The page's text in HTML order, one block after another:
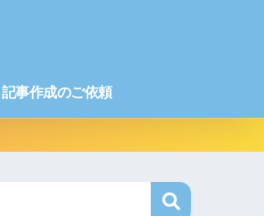
記事作成のご依頼